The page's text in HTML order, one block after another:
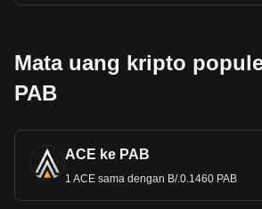
Mata uang kripto
PAB
ACE ke PAB
1 ACE sama dengan B/.0.1460 PAB